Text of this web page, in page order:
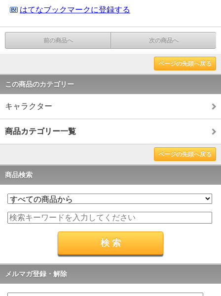
はてなブックマークに登録する
前の商品へ 次の商品へ
ページの先頭へ戻る
この商品のカテゴリー
キャラクター
商品カテゴリー一覧
ページの先頭へ戻る
商品検索
メルマガ登録・解除